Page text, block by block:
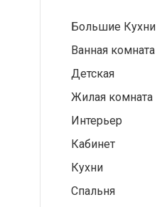
Большие Кухни
Ванная комната
Детская
Жилая комната
Интерьер
Кабинет
Кухни
Спальня